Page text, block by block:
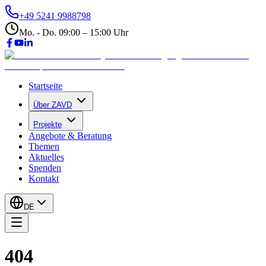
+49 5241 9988798
Mo. - Do. 09:00 – 15:00 Uhr
Startseite
Über ZAVD
Projekte
Angebote & Beratung
Themen
Aktuelles
Spenden
Kontakt
DE
404